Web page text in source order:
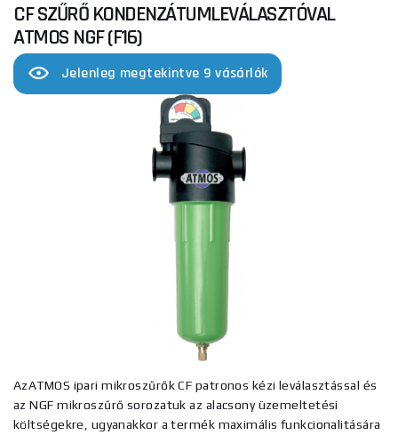
CF SZŰRŐ KONDENZÁTUMLEVÁLASZTÓVAL
ATMOS NGF (F16)
Jelenleg megtekintve 9 vásárlók
AzATMOS ipari mikroszűrők CF patronos kézi leválasztással és
az NGF mikroszűrő sorozatuk az alacsony üzemeltetési
költségekre, ugyanakkor a termék maximális funkcionalitására